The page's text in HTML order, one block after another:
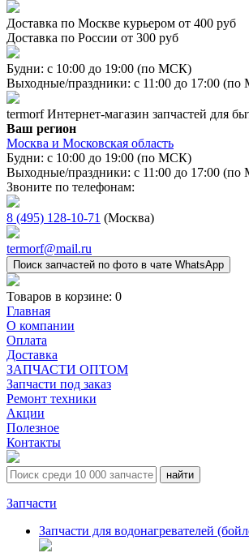
Доставка по Москве курьером от 400 руб
Доставка по России от 300 руб
Будни: с 10:00 до 19:00 (по МСК)
Выходные/праздники: с 11:00 до 17:00
termorf Интернет-магазин запчастей для
Ваш регион
Москва и Московская область
Будни: с 10:00 до 19:00 (по МСК)
Выходные/праздники: с 11:00 до 17:00
Звоните по телефонам:
8 (495) 128-10-71 (Москва)
termorf@mail.ru
Поиск запчастей по фото в чате WhatsApp
Товаров в корзине: 0
Главная
О компании
Оплата
Доставка
ЗАПЧАСТИ ОПТОМ
Запчасти под заказ
Ремонт техники
Акции
Полезное
Контакты
Запчасти
Запчасти для водонагревателей